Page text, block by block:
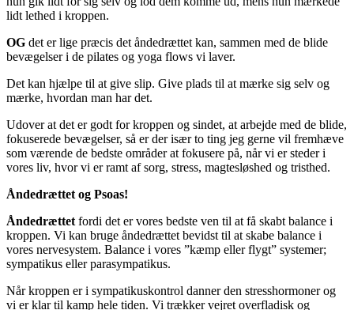
lidt lethed i kroppen.
OG det er lige præcis det åndedrættet kan, sammen med de blide
bevægelser i de pilates og yoga flows vi laver.
Det kan hjælpe til at give slip. Give plads til at mærke sig selv og
mærke, hvordan man har det.
Udover at det er godt for kroppen og sindet, at arbejde med de blide,
fokuserede bevægelser, så er der især to ting jeg gerne vil fremhæve
som værende de bedste områder at fokusere på, når vi er steder i
vores liv, hvor vi er ramt af sorg, stress, magtesløshed og tristhed.
Åndedrættet og Psoas!
Åndedrættet fordi det er vores bedste ven til at få skabt balance i
kroppen. Vi kan bruge åndedrættet bevidst til at skabe balance i
vores nervesystem. Balance i vores ”kæmp eller flygt” systemer;
sympatikus eller parasympatikus.
Når kroppen er i sympatikuskontrol danner den stresshormoner og
vi er klar til kamp hele tiden. Vi trækker vejret overfladisk og